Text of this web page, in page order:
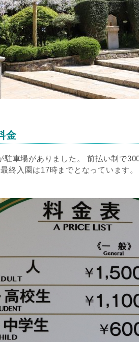
金
駐車場がありました。 前払い制で
終入園は17時までとなっています。